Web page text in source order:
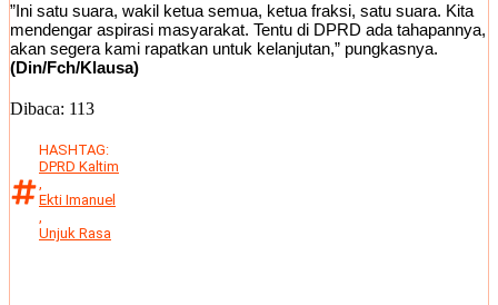
​”Ini satu suara, wakil ketua semua, ketua fraksi, satu suara. Kita
mendengar aspirasi masyarakat. Tentu di DPRD ada tahapannya,
akan segera kami rapatkan untuk kelanjutan,” pungkasnya.
(Din/Fch/Klausa)
Dibaca: 113
HASHTAG:
DPRD Kaltim
,
Ekti Imanuel
,
Unjuk Rasa